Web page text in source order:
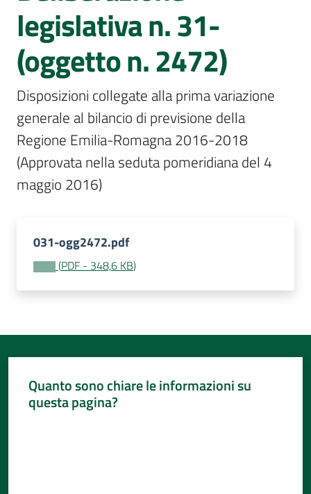
Per
media
Per
i
cittadini
legislativa n. 31-
(oggetto n. 2472)
Disposizioni collegate alla prima variazione
generale al bilancio di previsione della
Regione Emilia-Romagna 2016-2018
(Approvata nella seduta pomeridiana del 4
maggio 2016)
031-ogg2472.pdf
(PDF - 348,6 KB)
Quanto sono chiare le informazioni su
questa pagina?